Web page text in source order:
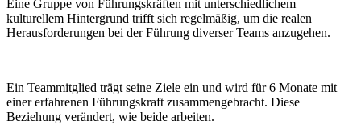
Eine Gruppe von Führungskräften mit unterschiedlichem
kulturellem Hintergrund trifft sich regelmäßig, um die realen
Herausforderungen bei der Führung diverser Teams anzugehen.
Ein Teammitglied trägt seine Ziele ein und wird für 6 Monate mit
einer erfahrenen Führungskraft zusammengebracht. Diese
Beziehung verändert, wie beide arbeiten.